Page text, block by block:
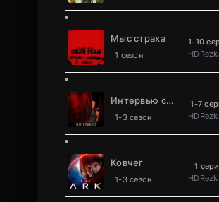
Мыс страха
1 сезон
1-10
Интервью с вампиром
1-3 сезон
1-7
Ковчег
1-3 сезон
1